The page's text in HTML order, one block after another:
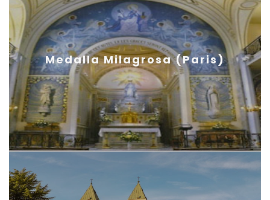
Medalla Milagrosa (Paris)